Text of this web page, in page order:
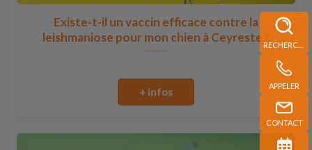
APPELER
CONTACT
Existe-t-il un vaccin efficace contre la
leishmaniose pour mon chien à Ceyreste ?
+ infos